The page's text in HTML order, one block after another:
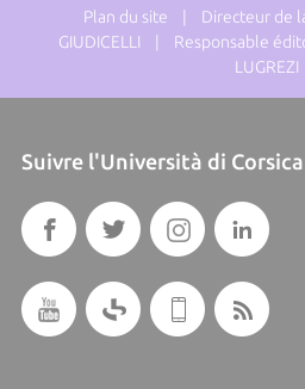
Plan du site | Directeur de
GIUDICELLI | Responsable
LUGREZI
Suivre l'Università di Corsica